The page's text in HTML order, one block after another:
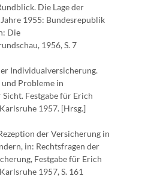
Die Lage der
1955: Bundesrepublik
Die
1956, S. 7
Individualversicherung.
Probleme in
Festgabe für Erich
1957. [Hrsg.]
der Versicherung in
in: Rechtsfragen der
Festgabe für Erich
1957, S. 161